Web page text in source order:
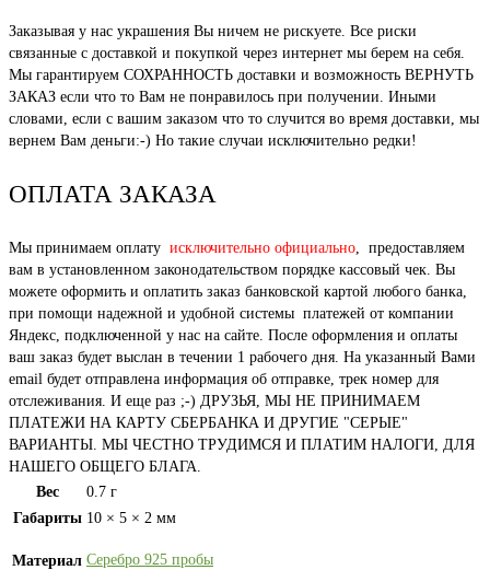
Заказывая у нас украшения Вы ничем не рискуете. Все риски
связанные с доставкой и покупкой через интернет мы берем на себя.
Мы гарантируем СОХРАННОСТЬ доставки и возможность ВЕРНУТЬ
ЗАКАЗ если что то Вам не понравилось при получении. Иными
словами, если с вашим заказом что то случится во время доставки, мы
вернем Вам деньги:-) Но такие случаи исключительно редки!
ОПЛАТА ЗАКАЗА
Мы принимаем оплату исключительно официально, предоставляем
вам в установленном законодательством порядке кассовый чек. Вы
можете оформить и оплатить заказ банковской картой любого банка,
при помощи надежной и удобной системы платежей от компании
Яндекс, подключенной у нас на сайте. После оформления и оплаты
ваш заказ будет выслан в течении 1 рабочего дня. На указанный Вами
email будет отправлена информация об отправке, трек номер для
отслеживания. И еще раз ;-) ДРУЗЬЯ, МЫ НЕ ПРИНИМАЕМ
ПЛАТЕЖИ НА КАРТУ СБЕРБАНКА И ДРУГИЕ "СЕРЫЕ"
ВАРИАНТЫ. МЫ ЧЕСТНО ТРУДИМСЯ И ПЛАТИМ НАЛОГИ, ДЛЯ
НАШЕГО ОБЩЕГО БЛАГА.
Вес
0.7 г
Габариты 10 × 5 × 2 мм
Материал Серебро 925 пробы